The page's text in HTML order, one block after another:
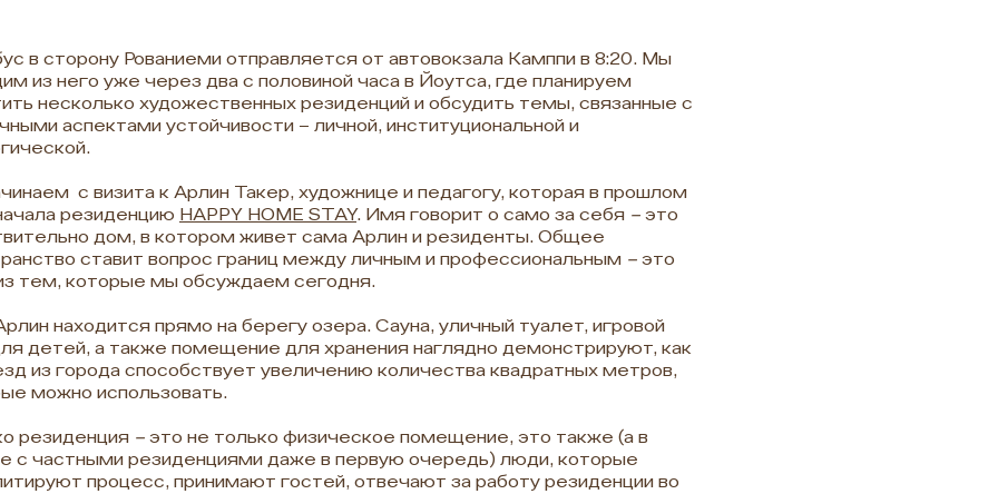
в сторону Рованиеми отправляется от автовокзала Камппи в 8:20. Мы
из него уже через два с половиной часа в Йоутса, где планируем
несколько художественных резиденций и обсудить темы, связанные с
аспектами устойчивости – личной, институциональной и
с визита к Арлин Такер, художнице и педагогу, которая в прошлом
резиденцию HAPPY HOME STAY. Имя говорит о само за себя – это
дом, в котором живет сама Арлин и резиденты. Общее
ставит вопрос границ между личным и профессиональным – это
тем, которые мы обсуждаем сегодня.
находится прямо на берегу озера. Сауна, уличный туалет, игровой
детей, а также помещение для хранения наглядно демонстрируют, как
из города способствует увеличению количества квадратных метров,
можно использовать.
резиденция – это не только физическое помещение, это также (а в
с частными резиденциями даже в первую очередь) люди, которые
процесс, принимают гостей, отвечают за работу резиденции во